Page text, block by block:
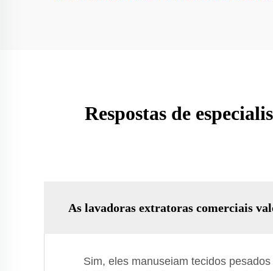
Respostas de
As lavadoras extratoras comerciais
Sim, eles manuseiam tecidos